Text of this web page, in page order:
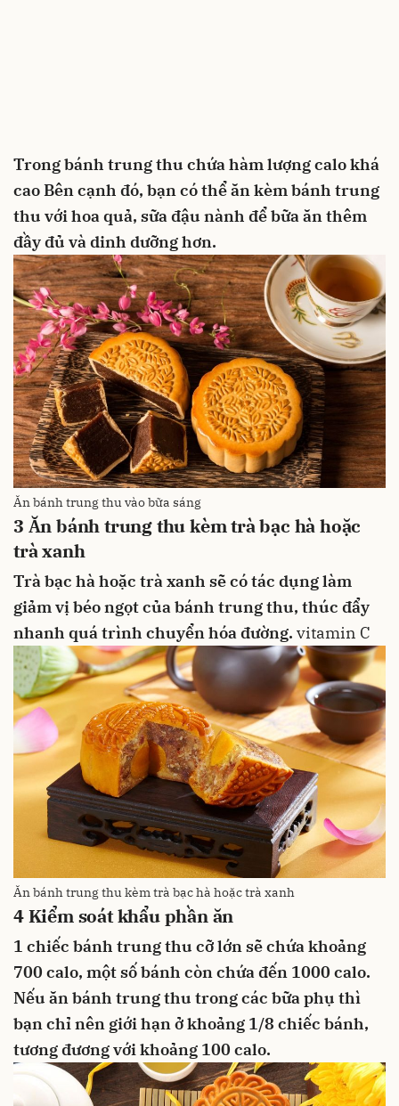
Trong bánh trung thu chứa hàm lượng calo khá
caoBên cạnh đó, bạn có thể ăn kèm bánh trung
thu vớihoa quả, sữa đậu nành để bữa ăn thêm
đầy đủ và dinh dưỡng hơn.
Ăn bánh trung thu vào bữa sáng
3 Ăn bánh trung thu kèm trà bạc hà hoặc
trà xanh
Trà bạc hà hoặc trà xanh sẽ có tác dụng làm
giảm vị béo ngọt của bánh trung thu, thúc đẩy
nhanh quá trình chuyển hóa đường. vitamin C
Ăn bánh trung thu kèm trà bạc hà hoặc trà xanh
4Kiểm soát khẩu phần ăn
1 chiếc bánh trung thu cỡ lớn sẽ chứa khoảng
700 calo, một số bánh còn chứa đến 1000 calo.
Nếu ăn bánh trung thu trong các bữa phụ thì
bạn chỉ nên giới hạn ở khoảng 1/8 chiếc bánh,
tương đương với khoảng 100 calo.